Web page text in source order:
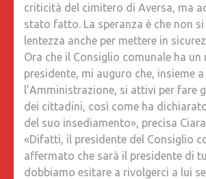
criticità del cimitero di Aversa, ma
stato fatto. La speranza è che non
lentezza anche per mettere in
Ora che il Consiglio comunale ha un
presidente, mi auguro che, insieme
l’Amministrazione, si attivi per fare
dei cittadini, così come ha
del suo insediamento», precisa
«Difatti, il presidente del Consiglio
affermato che sarà il presidente di
dobbiamo esitare a rivolgerci a lui